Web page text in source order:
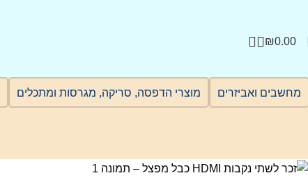
₪0.00
מחשבים ואביזרים מוצרי הדפסה, סריקה, מגרסות ומתכלים